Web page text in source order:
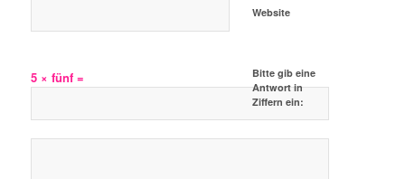
Website
Bitte gib eine
Antwort in
Ziffern ein:
5 × fünf =